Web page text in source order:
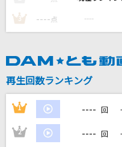
[名演]冬のうた 「名
桑田佳祐
3 ---- 点 ----
再生回数ランキング
1 ---- 回
2 ---- 回